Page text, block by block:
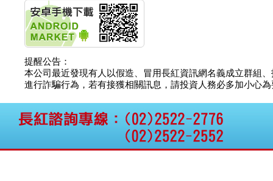
華旭先進:代重要子公司
碩通散熱股份有限公司
公告董事會決議發行員
工認股權
碩通散熱股份有限公司
公告董事會追認113年
向關係
碩通散熱股份有限公司
公告向關係人取得使用
仁新醫藥:代重要子公司
提醒公告：
本公司最近發現有人以假造、冒用長紅資訊網名義成立群組
進行詐騙行為，若有接獲相關訊息，請投資人務必多加小心